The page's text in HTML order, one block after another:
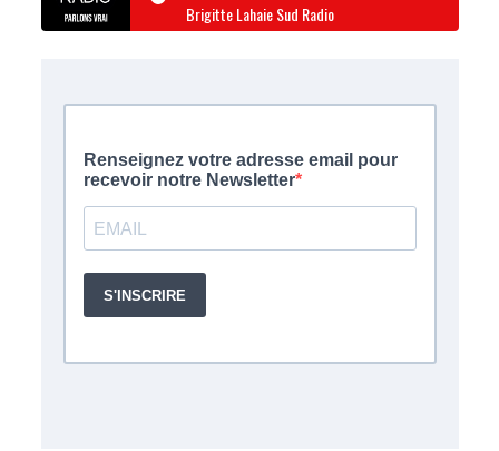
Brigitte Lahaie Sud Radio